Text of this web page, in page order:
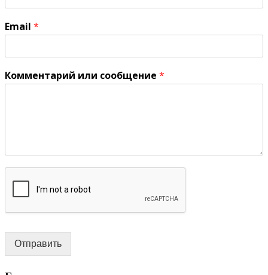
Email *
Комментарий или сообщение *
Отправить